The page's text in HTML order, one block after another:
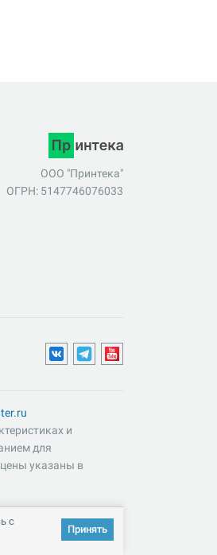
ООО "Принтека"
ОГРН: 5147746076033
и
для
указаны в
с
Принять